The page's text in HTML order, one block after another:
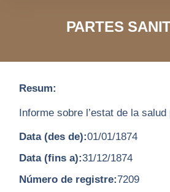
PARTES
Resum:
Informe sobre l’estat de la
Data (des de):01/01/1874
Data (fins a):31/12/1874
Número de registre:7209